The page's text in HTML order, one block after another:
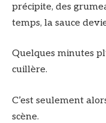
précipite, des
temps, la sauce
Quelques minutes
cuillère.
C’est seulement
scène.